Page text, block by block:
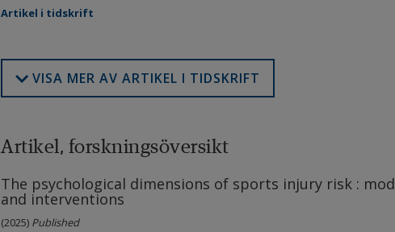
Artikel i tidskrift
VISA MER AV ARTIKEL I TIDSKRIFT
Artikel, forskningsöversikt
The psychological dimensions of sports injury risk :
and interventions
(2025) Published